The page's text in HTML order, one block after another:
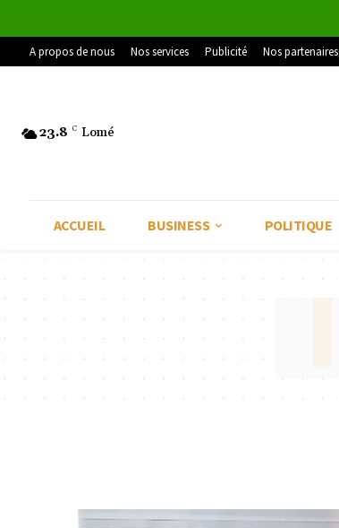
A propos de nous Nos services Publicité Nos partenaires
23.8 C Lomé
ACCUEIL BUSINESS POLITIQUE